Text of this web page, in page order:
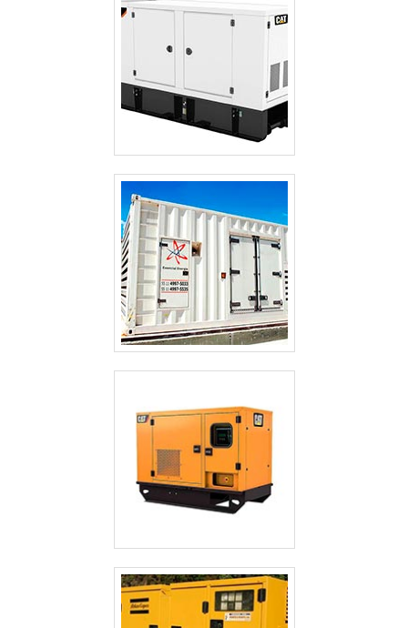
CABINES ACÚSTICAS PARA GERADORES